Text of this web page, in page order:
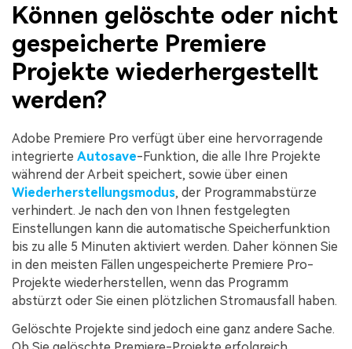
Können gelöschte oder nicht
gespeicherte Premiere
Projekte wiederhergestellt
werden?
Adobe Premiere Pro verfügt über eine hervorragende
integrierte Autosave-Funktion, die alle Ihre Projekte
während der Arbeit speichert, sowie über einen
Wiederherstellungsmodus, der Programmabstürze
verhindert. Je nach den von Ihnen festgelegten
Einstellungen kann die automatische Speicherfunktion
bis zu alle 5 Minuten aktiviert werden. Daher können Sie
in den meisten Fällen ungespeicherte Premiere Pro-
Projekte wiederherstellen, wenn das Programm
abstürzt oder Sie einen plötzlichen Stromausfall haben.
Gelöschte Projekte sind jedoch eine ganz andere Sache.